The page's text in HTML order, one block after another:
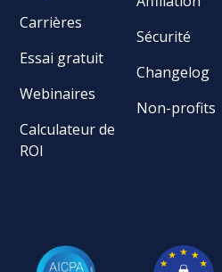
Carrières
Essai gratuit
Webinaires
Calculateur de
ROI
Sécurité
Changelog
Non-profits